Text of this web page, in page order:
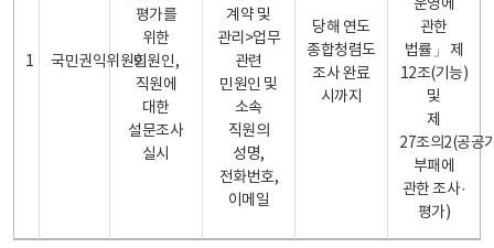
1 국민권익위원회
평가를
위한
민원인,
직원에
대한
설문조사
실시
계약 및
관리>업무
관련
민원인 및
소속
직원의
성명,
전화번호,
이메일
당해 연도
종합청렴도
조사 완료
시까지
운영에
관한
법률」 제
12조(기능)
및
제
27조의2(공공
부패에
관한 조사·
평가)